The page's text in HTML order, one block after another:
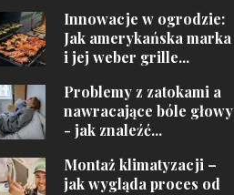
Innowacje w ogrodzie:
Jak amerykańska marka
i jej weber grille...
Problemy z zatokami a
nawracające bóle głowy
- jak znaleźć...
Montaż klimatyzacji –
jak wygląda proces od